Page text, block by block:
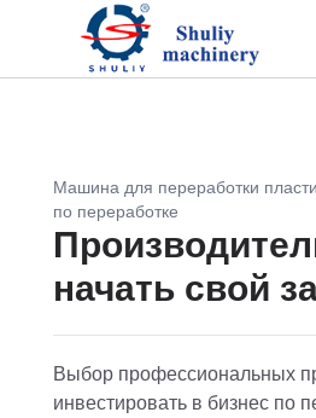
Машина для переработки
по переработке
начать свой
Выбор профессиональных
инвестировать в бизнес по